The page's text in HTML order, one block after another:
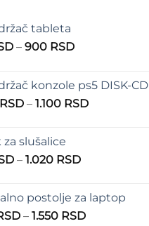
tableta
– 900 RSDRaspon
555 RSD
do
konzole ps5 DISK-CD
RSD – 1.100 RSDRaspon
za slušalice
– 1.020 RSDRaspon
935 RSD
do
postolje za laptop
– 1.550 RSDRaspon